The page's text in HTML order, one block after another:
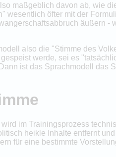
maßgeblich davon ab, wie
wesentlich öfter mit der
äußern
also die "Stimme des
werde, sei es
ist das Sprachmodell das
im Trainingsprozess
heikle Inhalte entfernt
für eine bestimmte